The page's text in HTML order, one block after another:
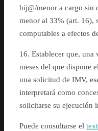
hij@/menor a cargo sin
menor al 33% (art. 16),
computables a efectos
16. Establecer que, una
meses del que dispone
una solicitud de IMV,
interpretará como
solicitarse su ejecución
Puede consultarse el